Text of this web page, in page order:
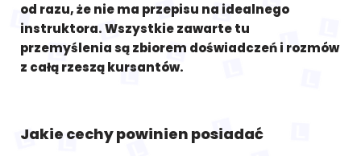
od razu, że nie ma przepisu na idealnego
instruktora. Wszystkie zawarte tu
przemyślenia są zbiorem doświadczeń i rozmów
z całą rzeszą kursantów.
Jakie cechy powinien posiadać